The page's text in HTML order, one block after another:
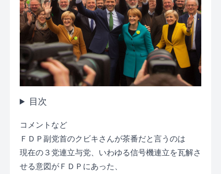
目次
コメントなど
ＦＤＰ副党首のクビキさんが茶番だと言うのは
現在の３党連立与党、いわゆる信号機連立を瓦解さ
せる意図がＦＤＰにあった、